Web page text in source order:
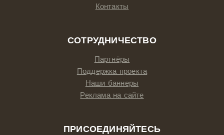
Контакты
СОТРУДНИЧЕСТВО
Партнёры
Поддержка проекта
Наши баннеры
Реклама на сайте
ПРИСОЕДИНЯЙТЕСЬ